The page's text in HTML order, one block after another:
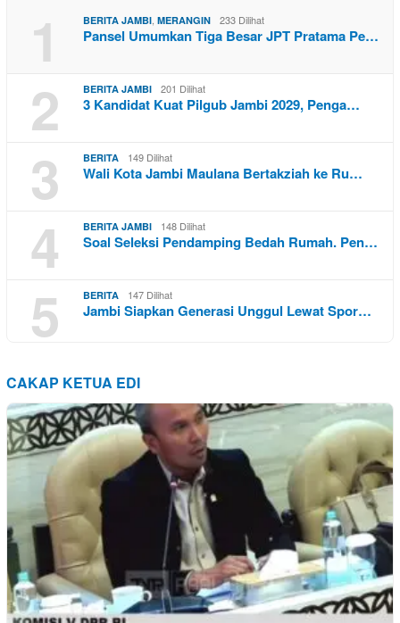
1 BERITA JAMBI, MERANGIN 233 Dilihat
Pansel Umumkan Tiga Besar JPT Pratama Pe…
2 BERITA JAMBI 201 Dilihat
3 Kandidat Kuat Pilgub Jambi 2029, Penga…
3 BERITA 149 Dilihat
Wali Kota Jambi Maulana Bertakziah ke Ru…
4 BERITA JAMBI 148 Dilihat
Soal Seleksi Pendamping Bedah Rumah. Pen…
5 BERITA 147 Dilihat
Jambi Siapkan Generasi Unggul Lewat Spor…
CAKAP KETUA EDI